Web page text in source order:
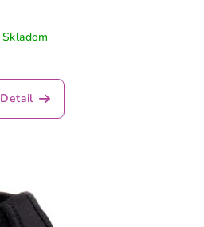
Skladom
hodnotenie
produktu
Detail